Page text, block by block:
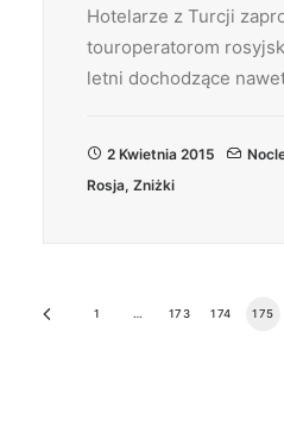
Hotelarze z Turcji
touroperatorom
letni dochodzące
2 Kwietnia 2015
Rosja, Zniżki
1 … 173 174 175